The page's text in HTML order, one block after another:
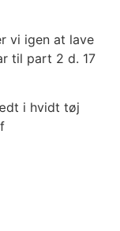
vi igen at lave
til part 2 d. 17
i hvidt tøj